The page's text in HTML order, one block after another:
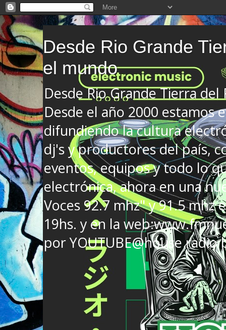
Desde Rio Grande
el mundo
Desde Rio Grande Tierra
Desde el año 2000 estamos
difundiendo la cultura
dj's y productores del país,
eventos, equipos y todo lo
electrónica, ahora en una
Voces 92.7 mhz" y 91.5 mhz
19hs. y en la
por YOUTUBE@house radio